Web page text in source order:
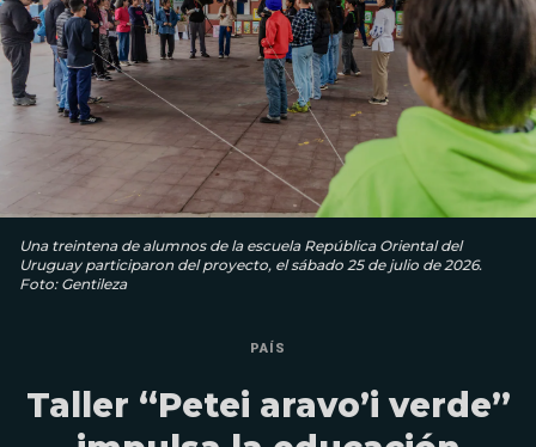
Una treintena de alumnos de la escuela República Oriental del
Uruguay participaron del proyecto, el sábado 25 de julio de 2026.
Foto: Gentileza
PAÍS
Taller “Petei aravo’i verde”